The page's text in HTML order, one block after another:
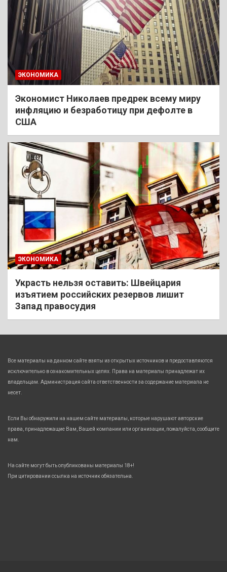
ЭКОНОМИКА
Экономист Николаев предрек всему миру
инфляцию и безработицу при дефолте в
США
ЭКОНОМИКА
Украсть нельзя оставить: Швейцария
изъятием российских резервов лишит
Запад правосудия
Все материалы на данном сайте взяты из открытых источников и предоставляются
исключительно в ознакомительных целях. Права на материалы принадлежат их
владельцам. Администрация сайта ответственности за содержание материала не
несет.
Если Вы обнаружили на нашем сайте материалы, которые нарушают авторские
права, принадлежащие Вам, Вашей компании или организации, пожалуйста, сообщите
нам.
На сайте могут быть опубликованы материалы 18+!
При цитировании ссылка на источник обязательна.